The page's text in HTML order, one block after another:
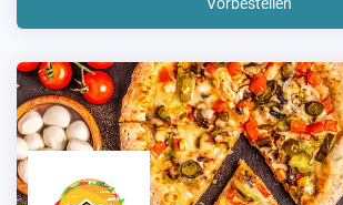
Vorbestellen